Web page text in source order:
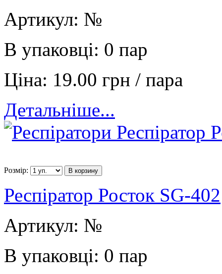
Артикул: №
В упаковці: 0 пар
Ціна: 19.00 грн / пара
Детальніше...
Розмір: В корзину
Респіратор Росток SG-402
Артикул: №
В упаковці: 0 пар